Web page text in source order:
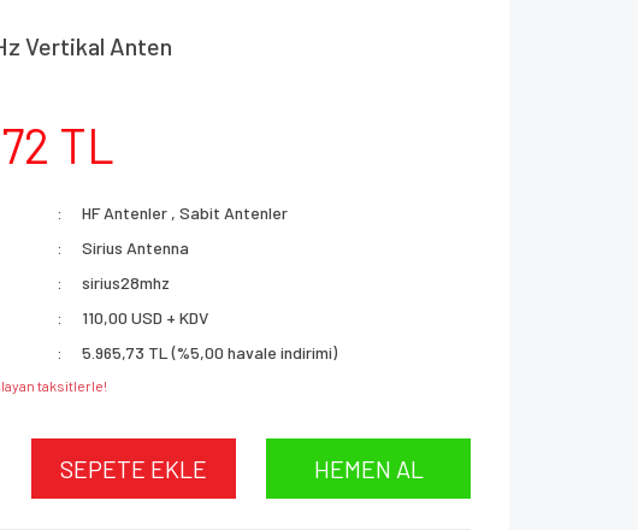
Vertikal Anten
TL
HF Antenler ,Sabit Antenler
Sirius Antenna
sirius28mhz
110,00 USD + KDV
5.965,73 TL (%5,00 havale indirimi)
taksitlerle!
SEPETE EKLE HEMEN AL